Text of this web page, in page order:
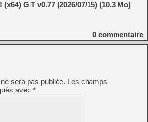
GIT v0.77 (2026/07/15) (10.3 Mo)
0 commentaire
sera pas publiée. Les champs
avec *